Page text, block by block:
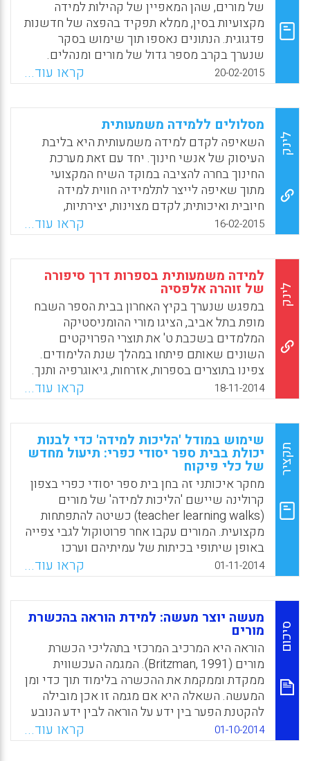
ליבוביץ).
WhatsApp
Facebook
Email
X
של מורים, שהן המאפיין של קהילות למידה
מקצועיות בסין, ממלא תפקיד בהפצה של חדשנות
פדגוגית. הנתונים נאספו תוך שימוש בסקר
שנערך בקרב מספר גדול של מורים ומנהלים.
למרות עמדות פסימיות של מורים לגבי האפשרות
שהרפורמה תתבצע בהצלחה לנוכח מערכת
הבחינות, רעיונות חדשניים לגבי פדגוגיה מופצים
בהצלחה במערכת החינוך (Sargent, Tanja
Carmel, 2015).
WhatsApp
Facebook
Email
X
20-02-2015 קראו עוד...
לינק
מסלולים ללמידה משמעותית
השאיפה לקדם למידה משמעותית היא בליבת
העיסוק של אנשי חינוך. יחד עם זאת מערכת
החינוך בחרה להציבה במוקד השיח המקצועי
מתוך שאיפה לייצר לתלמידיה חווית למידה
חיובית ואיכותית; לקדם מצוינות, יצירתיות,
ביקורתיות ומעורבות אזרחית; לפתח בקרב
התלמידיםבסיס ידע ומיומנויות הנדרשים במאה
ה-21 ומאפשרים לבוגר מערכת החינוך מימוש
אישי ומקצועי, ולמדינת ישראל להמשיך ולהיות
גורם מוביל בעולם בחדשנות וביזמות. נושא
הלמידה המשמעותית מקיף היבטים רבים, כמו
הלומד והתפתחותו, המורה ומקצועיותו, תכנית
הלימודים, הערכה, מרחבי למידה, גישות ודרכי
הוראה למידה. האוגדן "מסלולים ללמידה
משמעותית" נועד לסייע לאנשי החינוך במימוש
השאיפה לקדם למידה משמעותית (האגף לחינוך
יסודי, משרד החינוך).
WhatsApp
Facebook
Email
X
16-02-2015 קראו עוד...
לינק
למידה משמעותית בספרות דרך סיפורה
של זוהרה אלפסיה
במפגש שנערך בקיץ האחרון בבית הספר השבח
מופת בתל אביב, הציגו מורי ההומניסטיקה
המלמדים בשכבת ט' את תוצרי הפרויקטים
השונים שאותם פיתחו במהלך שנת הלימודים.
צפינו בתוצרים בספרות, אזרחות, גיאוגרפיה ותנך.
בכל אחד ממקצועות אלה, בנו צוותים של מורים
יחידות לימוד מבוססת פרויקט (PBL- Project
Base Learning) שבו הפרויקט מגדיר את התוצר
הסופי שאליו מכוונת הלמידה. התוצר הסופי הוא
מניע הלמידה וזה נעשה על ידי העלאת שאלה
מניעה הקשורה לעולמו הפנימי של התלמיד
ורלוונטית לעולמו העכשווי" (רויטל נאמן יהל).
WhatsApp
Facebook
Email
X
18-11-2014 קראו עוד...
תקציר
שימוש במודל 'הליכות למידה' כדי לבנות
יכולת בבית ספר יסודי כפרי: תיעול מחדש
של כלי פיקוח
מחקר איכותני זה בחן בית ספר יסודי כפרי בצפון
קרולינה שיישם 'הליכות למידה' של מורים
(teacher learning walks) כשיטה להתפתחות
מקצועית. המורים עקבו אחר פרוטוקול לגבי צפייה
באופן שיתופי בכיתות של עמיתיהם וערכו
רפלקציה לגבי הוראה ולמידה. מהממצאים עולה
כי מורים אינדיבידואלים חשו פחות בידוד
מקצועי לאחר מספר חודשים של שימוש בתהליך
'הליכות הלמידה' (Allen, Ann Sundstrom;
Topolka-Jorissen, Kathleen, 2014).
WhatsApp
Facebook
Email
X
01-11-2014 קראו עוד...
סיכום
מעשה יוצר מעשה: למידת הוראה בהכשרת
מורים
הוראה היא המרכיב המרכזי בתהליכי הכשרת
מורים (Britzman, 1991). המגמה העכשווית
ממקדת וממקמת את ההכשרה בלימוד תוך כדי ומן
המעשה. השאלה היא אם מגמה זו אכן מובילה
להקטנת הפער בין ידע על הוראה לבין ידע הנובע
מהתנסות בה, בין תיאוריה למעשה או בין קורסים
בהכשרה לבין עבודה מעשית (Zeichner, 2012,
01-10-2014 קראו עוד...